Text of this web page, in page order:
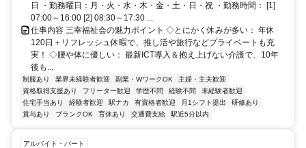
日 ・勤務曜日：月・火・水・木・金・土・日・祝 ・勤務時間： [1]
07:00～16:00 [2] 08:30～17:30 ...
仕事内容 三幸福祉会の魅力ポイント ◇とにかく休みが多い： 年休
120日＋リフレッシュ休暇で、推し活や旅行などプライベートも充
実！ ◇腰や体に優しい： 最新ICT導入＆抱え上げない介護で、10年
後も...
制服あり 業界未経験者歓迎 副業・WワークOK
主婦・主夫歓迎
資格取得支援あり
フリーター歓迎 学歴不問 経験不問
未経験者歓迎
住宅手当あり
経験者歓迎 駅ナカ 有資格者歓迎 月1シフト提出
研修あり
賞与あり
ブランクOK 育休あり 交通費支給 駅近5分以内
アルバイト・パート